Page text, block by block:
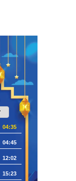
04:35
04:45
12:02
15:23